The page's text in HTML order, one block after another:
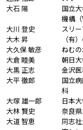
大石 陽
国立
機構（
大川 登史
スリ
大木 昇
（有
大久保 敏彦
ねむ
大倉 睦美
朝日
大黒 正志
金沢
大平 徹郎
国立
科
大塚 雄一郎
日本
大林 賢史
奈良
大道 智恵
同志